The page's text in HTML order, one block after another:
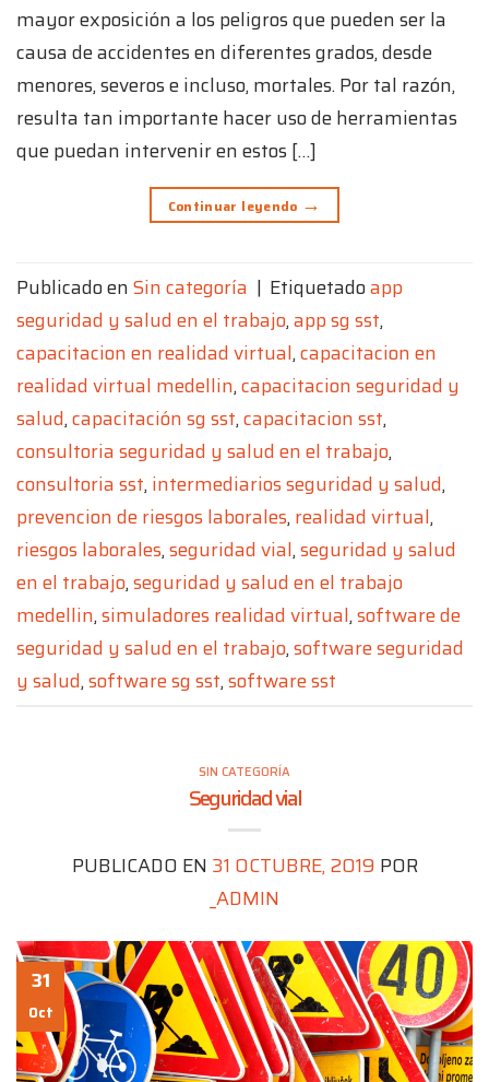
mayor exposición a los peligros que pueden ser la
causa de accidentes en diferentes grados, desde
menores, severos e incluso, mortales. Por tal razón,
resulta tan importante hacer uso de herramientas
que puedan intervenir en estos […]
Continuar leyendo →
Publicado enSin categoría | Etiquetadoapp
seguridad y salud en el trabajo,app sg sst,
capacitacion en realidad virtual,capacitacion en
realidad virtual medellin,capacitacion seguridad y
salud,capacitación sg sst,capacitacion sst,
consultoria seguridad y salud en el trabajo,
consultoria sst,intermediarios seguridad y salud,
prevencion de riesgos laborales,realidad virtual,
riesgos laborales,seguridad vial,seguridad y salud
en el trabajo,seguridad y salud en el trabajo
medellin,simuladores realidad virtual,software de
seguridad y salud en el trabajo,software seguridad
y salud,software sg sst,software sst
SIN CATEGORÍA
Seguridad vial
PUBLICADO EN 31 OCTUBRE, 2019 POR
_ADMIN
31
Oct